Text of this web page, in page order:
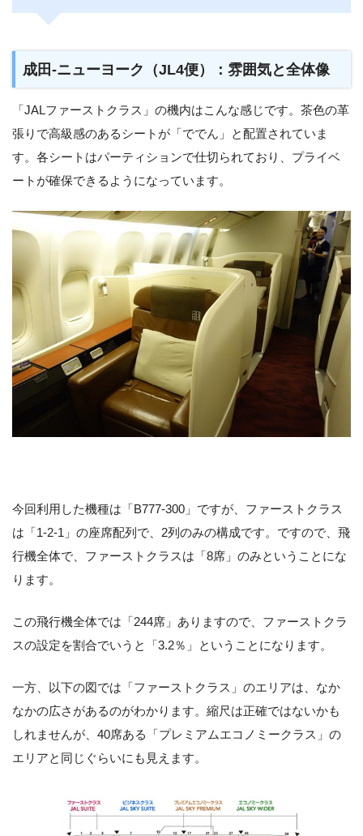
成田-ニューヨーク（JL4便）：雰囲気と全体像
「JALファーストクラス」の機内はこんな感じです。茶色の革
張りで高級感のあるシートが「ででん」と配置されていま
す。各シートはパーティションで仕切られており、プライベ
ートが確保できるようになっています。
今回利用した機種は「B777-300」ですが、ファーストクラス
は「1-2-1」の座席配列で、2列のみの構成です。ですので、飛
行機全体で、ファーストクラスは「8席」のみということにな
ります。
この飛行機全体では「244席」ありますので、ファーストクラ
スの設定を割合でいうと「3.2％」ということになります。
一方、以下の図では「ファーストクラス」のエリアは、なか
なかの広さがあるのがわかります。縮尺は正確ではないかも
しれませんが、40席ある「プレミアムエコノミークラス」の
エリアと同じぐらいにも見えます。